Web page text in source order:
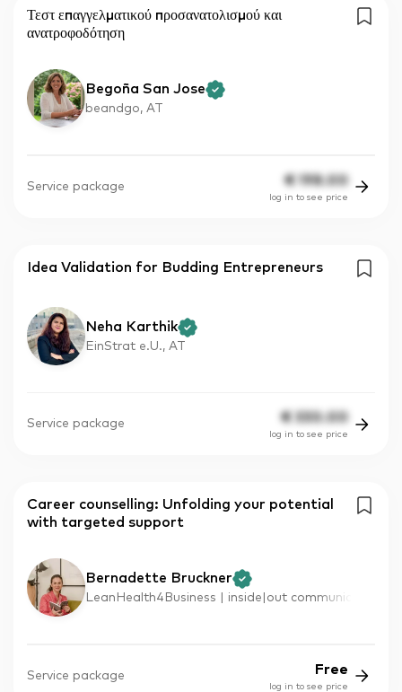
Τεστ επαγγελματικού προσανατολισμού και
ανατροφοδότηση
Begoña San Jose
beandgo, AT
Service package € 198.00
log in to see price
Idea Validation for Budding Entrepreneurs
Neha Karthik
EinStrat e.U., AT
Service package € 330.00
log in to see price
Career counselling: Unfolding your potential
with targeted support
Bernadette Bruckner
LeanHealth4Business | inside|out communic
Service package Free
log in to see price